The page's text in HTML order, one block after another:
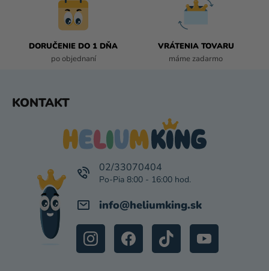
U
DORUČENIE DO 1 DŇA
po objednaní
VRÁTENIA TOVARU
máme zadarmo
KONTAKT
info@heliumking.sk
02/33070404